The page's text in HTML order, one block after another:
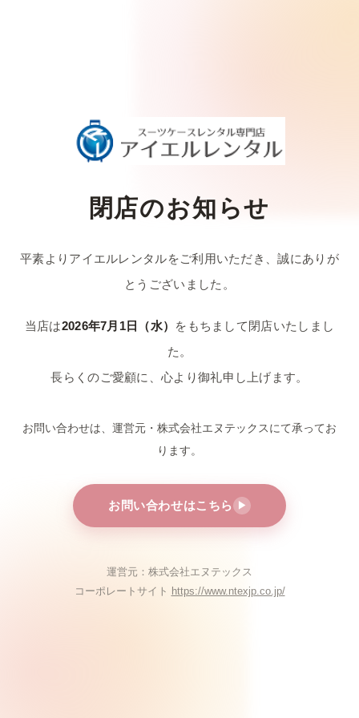
閉店のお知らせ
平素よりアイエルレンタルをご利用いただき、誠にありが
とうございました。
当店は2026年7月1日（水） をもちまして閉店いたしまし
た。
長らくのご愛顧に、心より御礼申し上げます。
お問い合わせは、運営元・株式会社エヌテックスにて承ってお
ります。
お問い合わせはこちら ▶
運営元：株式会社エヌテックス
コーポレートサイト https://www.ntexjp.co.jp/